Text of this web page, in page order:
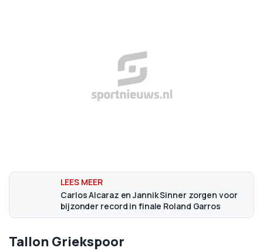
Carlos Alcaraz en Jannik Sinner zorgen voor
bijzonder record in finale Roland Garros
Tallon Griekspoor